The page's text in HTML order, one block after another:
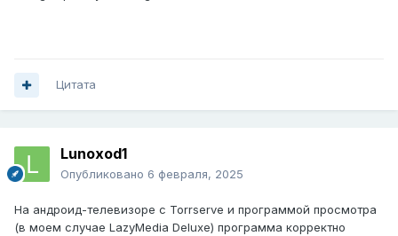
Цитата
Lunoxod1
Опубликовано 6 февраля, 2025
На андроид-телевизоре с Torrserve и программой просмотра
(в моем случае LazyMedia Deluxe) программа корректно